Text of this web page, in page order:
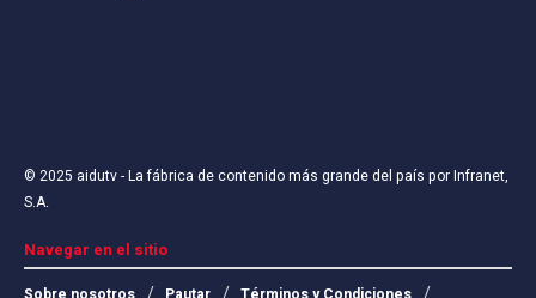
© 2025 aidutv- La fábrica de contenido más grande del país porInfranet,
S.A.
Navegar en el sitio